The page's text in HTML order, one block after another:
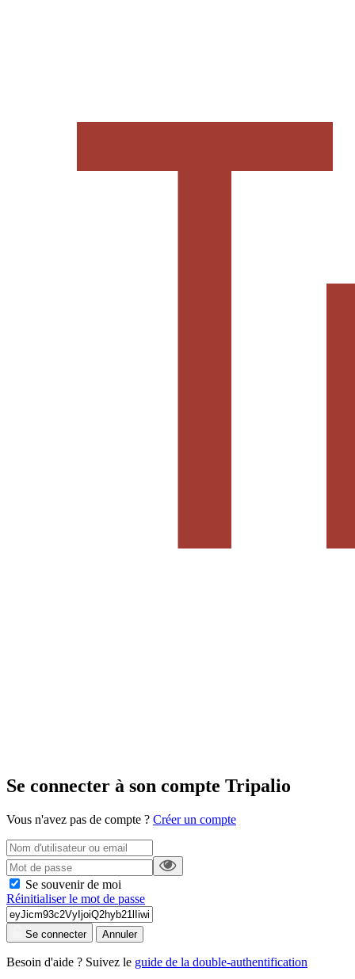
Se connecter à son compte Tripalio
Vous n'avez pas de compte ? Créer un compte
Se souvenir de moi
Réinitialiser le mot de passe
Se connecter Annuler
Besoin d'aide ? Suivez le guide de la double-authentification